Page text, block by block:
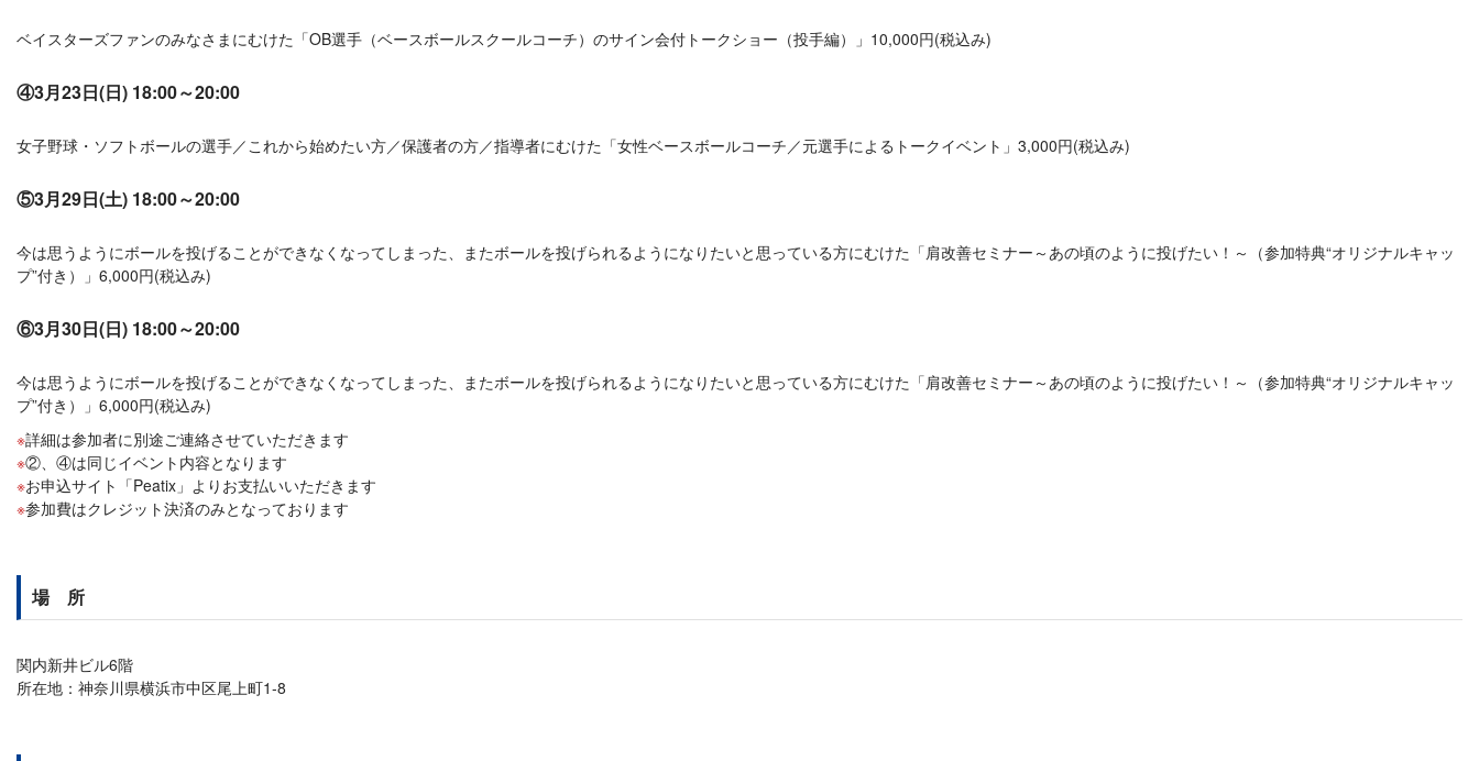
ベイスターズファンのみなさまにむけた「OB選手（ベースボールスクールコーチ）のサイン会付トークショー（投手編）」10,000円(税込み)
④3月23日(日) 18:00～20:00
女子野球・ソフトボールの選手／これから始めたい方／保護者の方／指導者にむけた「女性ベースボールコーチ／元選手によるトークイベント」3,000円(税込み)
⑤3月29日(土) 18:00～20:00
今は思うようにボールを投げることができなくなってしまった、またボールを投げられるようになりたいと思っている方にむけた「肩改善セミナー～あの頃のように投げたい！～（参加特典“オリジナルキャッ
プ”付き）」6,000円(税込み)
⑥3月30日(日) 18:00～20:00
今は思うようにボールを投げることができなくなってしまった、またボールを投げられるようになりたいと思っている方にむけた「肩改善セミナー～あの頃のように投げたい！～（参加特典“オリジナルキャッ
プ”付き）」6,000円(税込み)
詳細は参加者に別途ご連絡させていただきます
②、④は同じイベント内容となります
お申込サイト「Peatix」よりお支払いいただきます
参加費はクレジット決済のみとなっております
場 所
関内新井ビル6階
所在地：神奈川県横浜市中区尾上町1‐8